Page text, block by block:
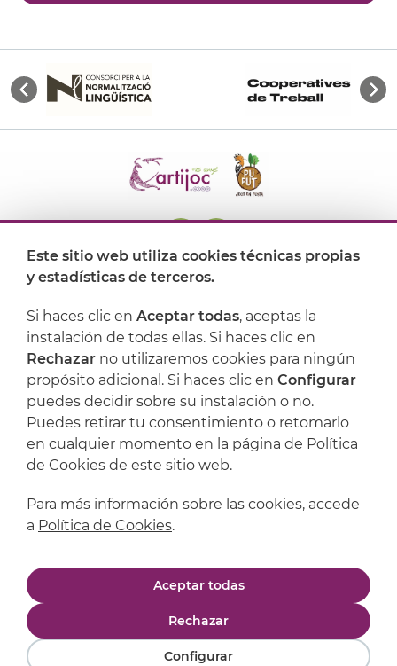
Dónde encontrarnos
Artijoc
Soporte
Política de privacidad
Este sitio web utiliza cookies técnicas propias
y estadísticas de terceros.
Si haces clic en Aceptar todas, aceptas la
instalación de todas ellas. Si haces clic en
Rechazar no utilizaremos cookies para ningún
propósito adicional. Si haces clic en Configurar
puedes decidir sobre su instalación o no.
Puedes retirar tu consentimiento o retomarlo
en cualquier momento en la página de Política
de Cookies de este sitio web.
Para más información sobre las cookies, accede
a Política de Cookies.
Aceptar todas
Rechazar
Configurar